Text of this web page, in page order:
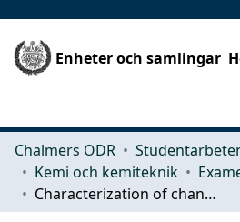
Enheter och samlingar
Chalmers ODR
Kemi och kemiteknik
Characterization of changes in pressure sensitive adhesive due to sterilization